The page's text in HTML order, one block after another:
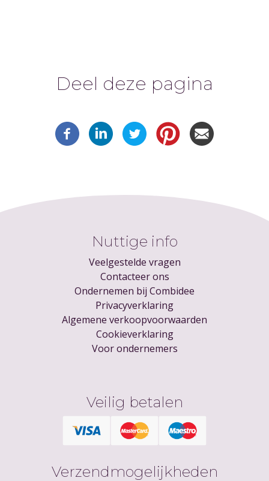
Deel deze pagina
Nuttige info
Veelgestelde vragen
Contacteer ons
Ondernemen bij Combidee
Privacyverklaring
Algemene verkoopvoorwaarden
Cookieverklaring
Voor ondernemers
Veilig betalen
Verzendmogelijkheden